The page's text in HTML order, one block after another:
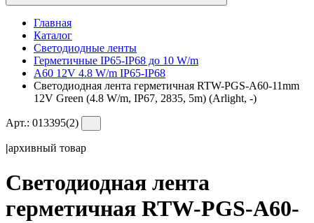
Главная
Каталог
Светодиодные ленты
Герметичные IP65-IP68 до 10 W/m
A60 12V 4.8 W/m IP65-IP68
Светодиодная лента герметичная RTW-PGS-A60-11mm
12V Green (4.8 W/m, IP67, 2835, 5m) (Arlight, -)
Арт.: 013395(2)
|архивный товар
Светодиодная лента
герметичная RTW-PGS-A60-